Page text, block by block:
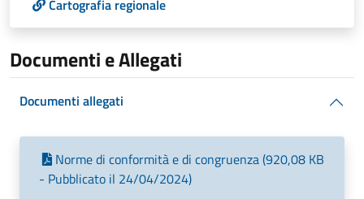
Cartografia regionale
Documenti e Allegati
Documenti allegati
Norme di conformità e di congruenza (920,08 KB
- Pubblicato il 24/04/2024)